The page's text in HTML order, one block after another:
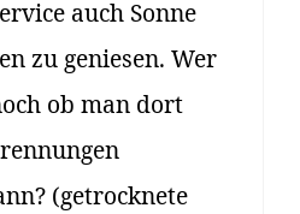
auch Sonne
zu geniesen. Wer
ob man dort
(getrocknete